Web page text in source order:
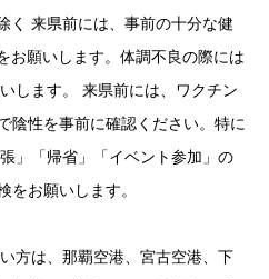
く 来県前には、事前の十分な健
お願いします。体調不良の際には
します。 来県前には、ワクチン
陰性を事前に確認ください。特に
」「帰省」「イベント参加」の
をお願いします。
方は、那覇空港、宮古空港、下